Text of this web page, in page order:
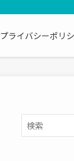
プライバシーポリ